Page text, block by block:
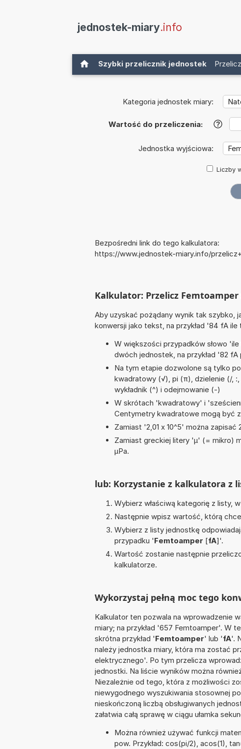
jednostek-miary.info
Szybki przelicznik jednostek
Kategoria jednostek miary:
Wartość do przeliczenia: ?
Jednostka wyjściowa:
Liczby
Bezpośredni link do tego kalkulatora:
https://www.jednostek-miary.info/
Kalkulator: Przelicz Femtoamper
Aby uzyskać pożądany wynik tak szybko,
konwersji jako tekst, na przykład '84 fA
W większości przypadków słowo
dwóch jednostek, na przykład '82
Na tym etapie dozwolone są tylko
kwadratowy (√), pi (π), dzielenie (/,
wykładnik (^) i odejmowanie (-)
W skrótach 'kwadratowy' i
Centymetry kwadratowe mogą być
Zamiast '2,01 x 10^5' można
Zamiast greckiej litery 'µ' (= mikro)
µPa.
lub: Korzystanie z kalkulatora z
Wybierz właściwą kategorię z listy,
Następnie wpisz wartość, którą
Wybierz z listy jednostkę
przypadku 'Femtoamper [fA]'.
Wartość zostanie następnie
kalkulatorze.
Wykorzystaj pełną moc tego
Kalkulator ten pozwala na wprowadzenie
miary; na przykład '657 Femtoamper'. W
skrótna przykład 'Femtoamper' lub 'fA'.
należy jednostka miary, która ma zostać
elektrycznego'. Po tym przelicza
jednostki. Na liście wyników można
Niezależnie od tego, która z możliwości
niewygodnego wyszukiwania stosownej
nieskończoną liczbą obsługiwanych
załatwia całą sprawę w ciągu ułamka
Można również używać funkcji
pow. Przykład: cos(pi/2), acos(1),